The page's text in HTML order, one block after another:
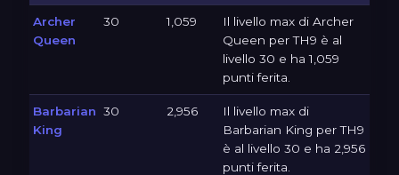
Archer
Queen
30 1,059
Il livello max di Archer
Queen per TH9 è al
livello 30 e ha 1,059
punti ferita.
Barbarian
King
30 2,956
Il livello max di
Barbarian King per TH9
è al livello 30 e ha 2,956
punti ferita.